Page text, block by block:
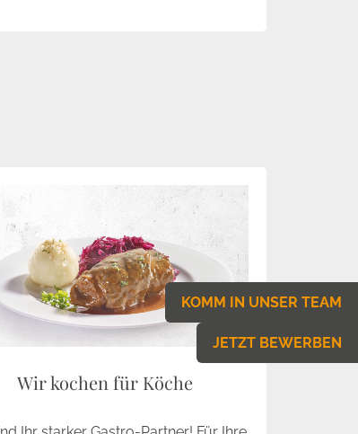
Wir kochen für Köche
KOMM IN UNSER TEAM
JETZT BEWERBEN